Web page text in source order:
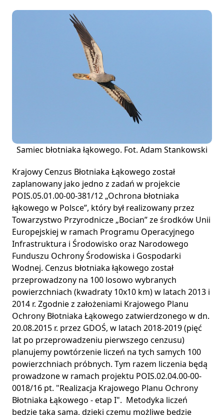
Samiec błotniaka łąkowego. Fot. Adam Stankowski
Krajowy Cenzus Błotniaka Łąkowego został
zaplanowany jako jedno z zadań w projekcie
POIS.05.01.00-00-381/12 „Ochrona błotniaka
łąkowego w Polsce”, który był realizowany przez
Towarzystwo Przyrodnicze „Bocian” ze środków Unii
Europejskiej w ramach Programu Operacyjnego
Infrastruktura i Środowisko oraz Narodowego
Funduszu Ochrony Środowiska i Gospodarki
Wodnej. Cenzus błotniaka łąkowego został
przeprowadzony na 100 losowo wybranych
powierzchniach (kwadraty 10x10 km) w latach 2013 i
2014 r. Zgodnie z założeniami Krajowego Planu
Ochrony Błotniaka Łąkowego zatwierdzonego w dn.
20.08.2015 r. przez GDOŚ, w latach 2018-2019 (pięć
lat po przeprowadzeniu pierwszego cenzusu)
planujemy powtórzenie liczeń na tych samych 100
powierzchniach próbnych. Tym razem liczenia będą
prowadzone w ramach projektu POIS.02.04.00-00-
0018/16 pt. "Realizacja Krajowego Planu Ochrony
Błotniaka Łąkowego - etap I". Metodyka liczeń
będzie taka sama, dzięki czemu możliwe będzie